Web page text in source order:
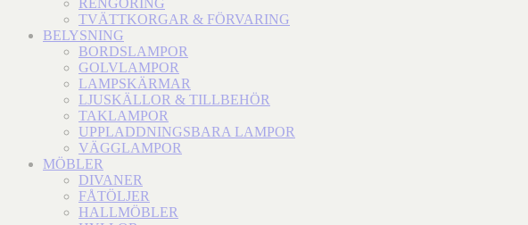
RENGÖRING
TVÄTTKORGAR & FÖRVARING
BELYSNING
BORDSLAMPOR
GOLVLAMPOR
LAMPSKÄRMAR
LJUSKÄLLOR & TILLBEHÖR
TAKLAMPOR
UPPLADDNINGSBARA LAMPOR
VÄGGLAMPOR
MÖBLER
DIVANER
FÅTÖLJER
HALLMÖBLER